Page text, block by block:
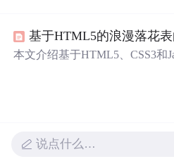
用建议，如制作相册、预约
基于HTML5的浪漫落花
本文介绍基于HTML5、CSS3和
说点什么…